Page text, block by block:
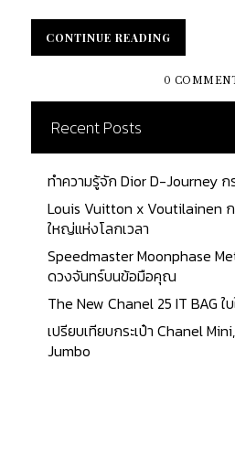
พันปีมาแล้ว ที่ผู้คนให้ความสนใ
ทว่า อุตสาหกรรมแฟชั่นที่เรารู้จั
ไม่ได้ก่อตัวเป็นรูปเป็นร่างจนกร
เป็นต้นมา หากประวัติศาสตร์ ถูกพิมพ์ไว้ในหนังสือ
หลายล้านเล่มต่อเนื่องมาเป็นเว
วิวัฒนาการการแต่งกายรวมถึง
บ่งบอกถึงทุกช่วงเหตุการณ์ขอ
ในศตวรรษที่ 19 มหานครปารีส
เมืองศูนย์กลางของอุตสาหกร
พัฒนาให้เข้ากับยุคสมัย หนึ่งใน
ถือกำเนิดขึ้น ในนาม "โอต์ กูตูร์" House of Haute
Couture - จุดกำเนิด Haute
แนวความคิดที่เกิดขึ้นจากนักอ
ว่า Charles Frederick Worth (
เวิร์ธ) เขาเกิดเมื่อปี ค.ศ. 1825
ลอนดอน ก่อนที่จะย้ายมาที่ปารีส
CONTINUE READING
CONTINUE READING
0
Recent Posts
ทำความรู้จัก Dior D-Journey ก
Louis Vuitton x Voutilainen
ใหญ่แห่งโลกเวลา
Speedmaster Moonphase
ดวงจันทร์บนข้อมือคุณ
The New Chanel 25 IT BAG
เปรียบเทียบกระเป๋า Chanel
Jumbo